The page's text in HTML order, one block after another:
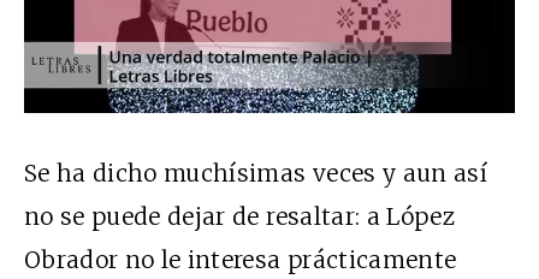
Se ha dicho muchísimas veces y aun así
no se puede dejar de resaltar: a López
Obrador no le interesa prácticamente